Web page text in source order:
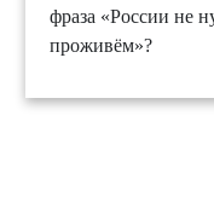
фраза «России не
проживём»?